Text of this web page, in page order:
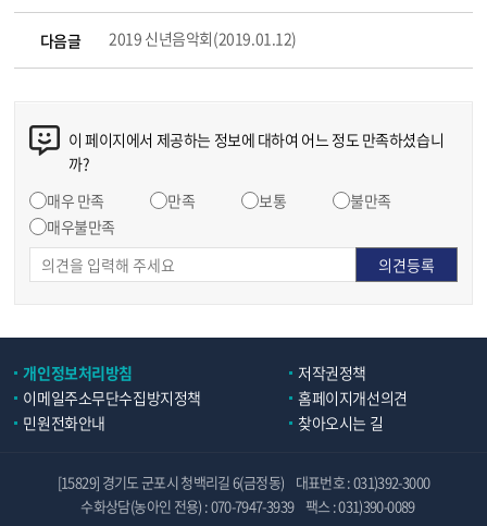
다음글 2019 신년음악회(2019.01.12)
이 페이지에서 제공하는 정보에 대하여 어느 정도 만족하셨습니
까?
매우 만족
만족 보통
불만족
매우불만족
개인정보처리방침
저작권정책
이메일주소무단수집방지정책
홈페이지개선의견
민원전화안내
찾아오시는 길
[15829] 경기도 군포시 청백리길 6(금정동)
대표번호 : 031)392-3000
수화상담(농아인 전용) : 070-7947-3939 팩스 : 031)390-0089